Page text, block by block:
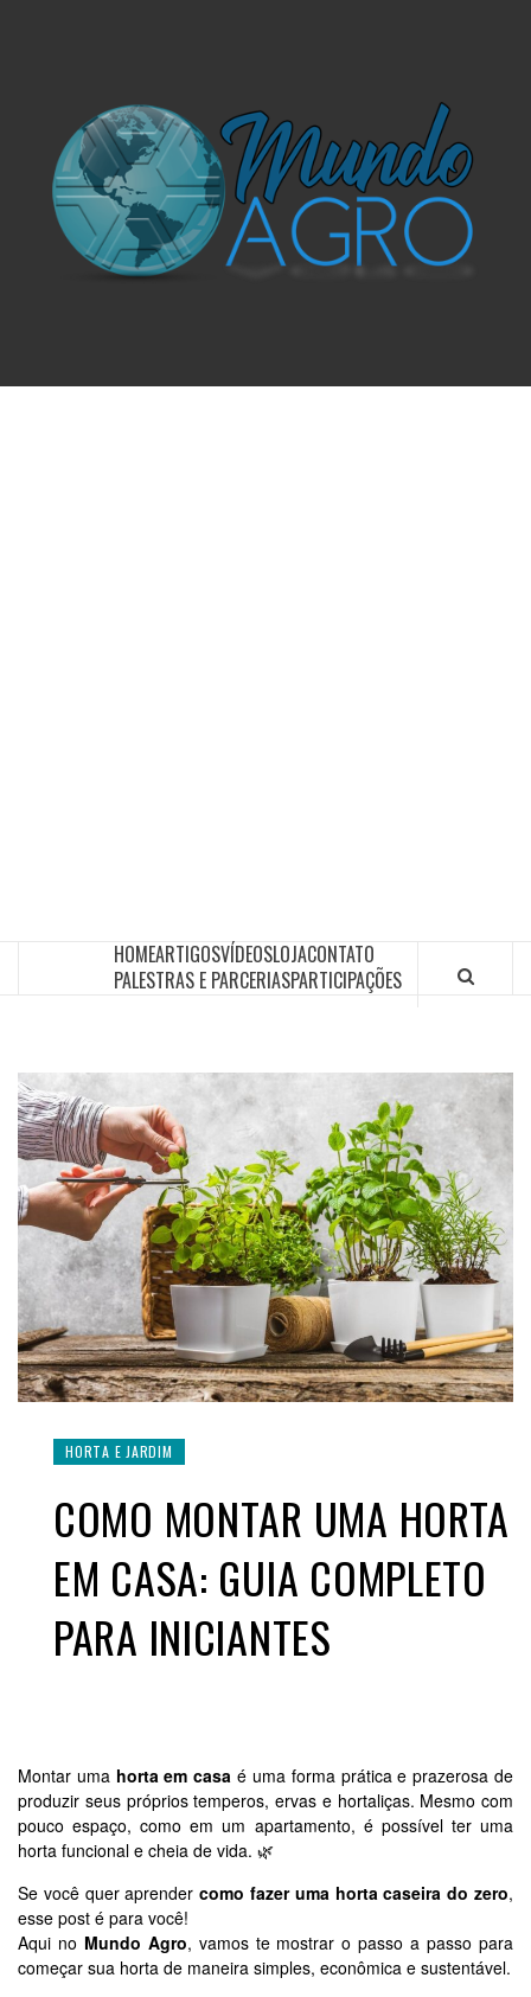
HOMEARTIGOSVÍDEOSLOJACONTATO
PALESTRAS E PARCERIASPARTICIPAÇÕES
HORTA E JARDIM
COMO MONTAR UMA HORTA
EM CASA: GUIA COMPLETO
PARA INICIANTES
Montar uma horta em casa é uma forma prática e prazerosa de
produzir seus próprios temperos, ervas e hortaliças. Mesmo com
pouco espaço, como em um apartamento, é possível ter uma
horta funcional e cheia de vida. 🌿
Se você quer aprendercomo fazer uma horta caseira do zero,
esse post é para você!
Aqui no Mundo Agro, vamos te mostrar o passo a passo para
começar sua horta de maneira simples, econômica e sustentável.